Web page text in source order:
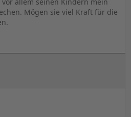
Mögen sie viel Kraft für die